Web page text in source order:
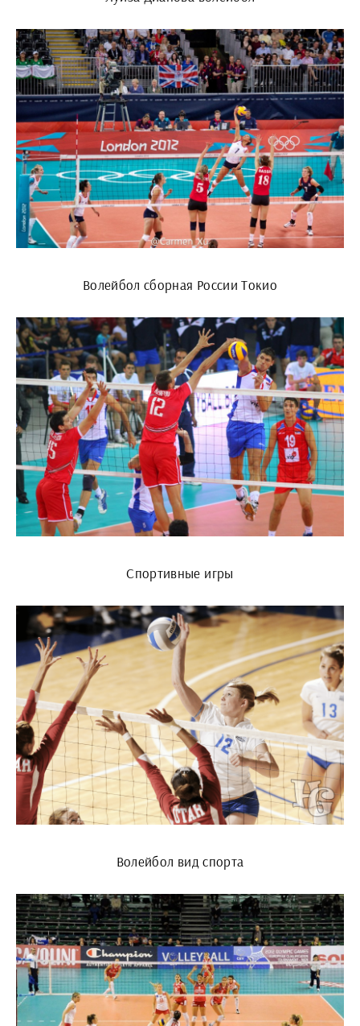
Волейбол сборная России Токио
Спортивные игры
Волейбол вид спорта